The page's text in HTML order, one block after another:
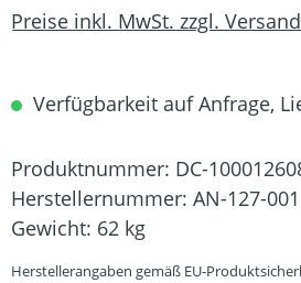
Preise inkl. MwSt. zzgl.
Verfügbarkeit auf Anfrage,
Produktnummer: DC-
Herstellernummer: AN-127-001
Gewicht: 62 kg
Herstellerangaben gemäß EU-